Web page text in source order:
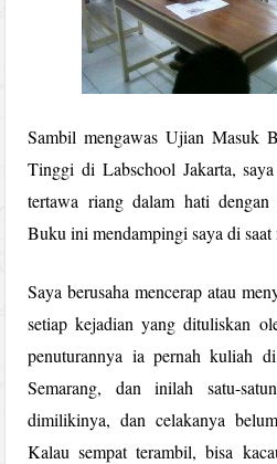
Sambil mengawas Ujian Masuk
Tinggi di Labschool Jakarta,
tertawa riang dalam hati
Buku ini mendampingi saya di saat
Saya berusaha mencerap atau
setiap kejadian yang dituliskan
penuturannya ia pernah kuliah
Semarang, dan inilah satu-
dimilikinya, dan celakanya
Kalau sempat terambil, bisa